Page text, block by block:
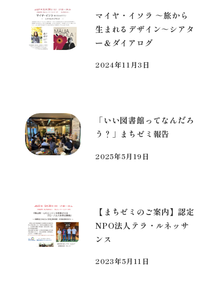
マイヤ・イソラ ～旅から
生まれるデザイン～シアタ
ー＆ダイアログ
投稿日
2024年11月3日
「いい図書館ってなんだろ
う？」まちゼミ報告
投稿日
2025年5月19日
【まちゼミのご案内】認定
NPO法人テラ・ルネッサ
ンス
投稿日
2023年5月11日